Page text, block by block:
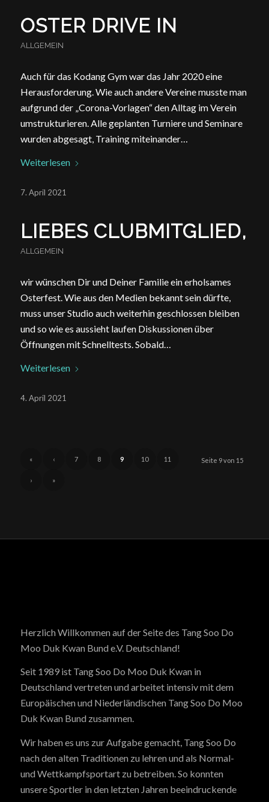
OSTER DRIVE IN
ALLGEMEIN
Auch für das Kodang Gym war das Jahr 2020 eine
Herausforderung. Wie auch andere Vereine musste man
aufgrund der „Corona-Vorlagen“ den Alltag im Verein
umstrukturieren. Alle geplanten Turniere und Seminare
wurden abgesagt, Training miteinander…
Weiterlesen
7. April 2021
LIEBES CLUBMITGLIED,
ALLGEMEIN
wir wünschen Dir und Deiner Familie ein erholsames
Osterfest. Wie aus den Medien bekannt sein dürfte,
muss unser Studio auch weiterhin geschlossen bleiben
und so wie es aussieht laufen Diskussionen über
Öffnungen mit Schnelltests. Sobald…
Weiterlesen
4. April 2021
Seite 9 von 15
« ‹ 7 8 9 10 11
› »
Herzlich Willkommen auf der Seite des Tang Soo Do
Moo Duk Kwan Bund e.V. Deutschland!
Seit 1989 ist Tang Soo Do Moo Duk Kwan in
Deutschland vertreten und arbeitet intensiv mit dem
Europäischen und Niederländischen Tang Soo Do Moo
Duk Kwan Bund zusammen.
Wir haben es uns zur Aufgabe gemacht, Tang Soo Do
nach den alten Traditionen zu lehren und als Normal-
und Wettkampfsportart zu betreiben. So konnten
unsere Sportler in den letzten Jahren beeindruckende